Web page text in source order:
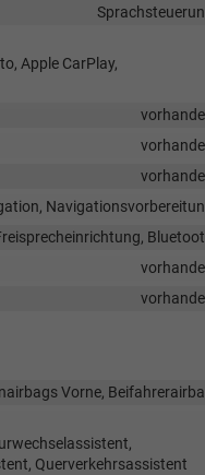
Apple CarPlay,
Vorne,
Querverkehrsassistent